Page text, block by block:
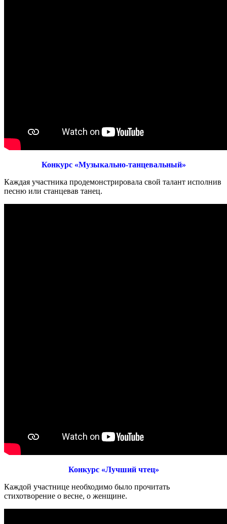
Конкурс «Музыкально-танцевальный»
Каждая участника продемонстрировала свой талант исполнив
песню или станцевав танец.
Конкурс «Лучший чтец»
Каждой участнице необходимо было прочитать
стихотворение о весне, о женщине.